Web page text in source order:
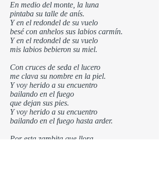
En medio del monte, la luna
pintaba su talle de anís.
Y en el redondel de su vuelo
besé con anhelos sus labios carmín.
Y en el redondel de su vuelo
mis labios bebieron su miel.
Con cruces de seda el lucero
me clava su nombre en la piel.
Y voy herido a su encuentro
bailando en el fuego
que dejan sus pies.
Y voy herido a su encuentro
bailando en el fuego hasta arder.
Por esta zambita que llora